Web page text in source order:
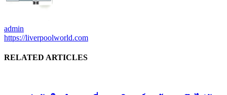
admin
https://liverpoolworld.com
RELATED ARTICLES